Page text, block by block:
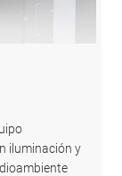
iluminación y